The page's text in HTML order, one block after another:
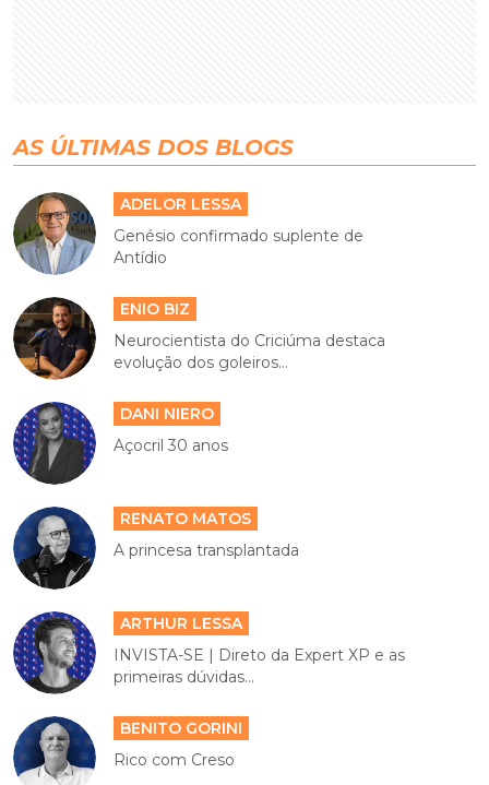
AS ÚLTIMAS DOS BLOGS
ADELOR LESSA
Genésio confirmado suplente de
Antídio
ENIO BIZ
Neurocientista do Criciúma destaca
evolução dos goleiros...
DANI NIERO
Açocril 30 anos
RENATO MATOS
A princesa transplantada
ARTHUR LESSA
INVISTA-SE | Direto da Expert XP e as
primeiras dúvidas...
BENITO GORINI
Rico com Creso